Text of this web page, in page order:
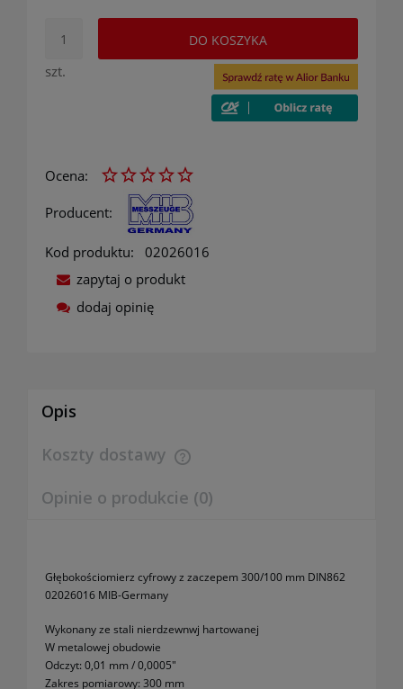
szt.
DO KOSZYKA
Ocena:
Producent:
Kod produktu:
02026016
zapytaj o produkt
dodaj opinię
Opis
Koszty dostawy
Cena nie zawiera ewentualnych kosztów płatności
Opinie o produkcie (0)
Głębokościomierz cyfrowy z zaczepem 300/100 mm DIN862
02026016 MIB-Germany
Wykonany ze stali nierdzewnwj hartowanej
W metalowej obudowie
Odczyt: 0,01 mm / 0,0005"
Zakres pomiarowy: 300 mm